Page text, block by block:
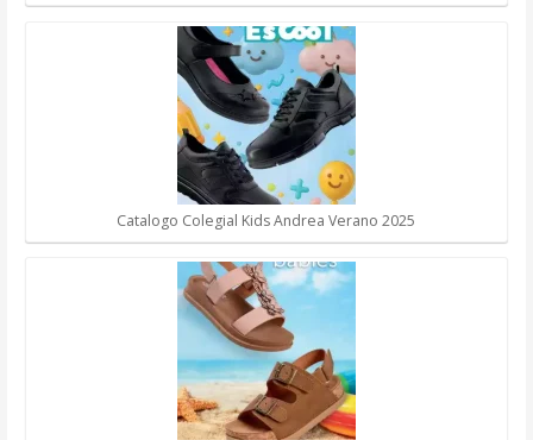
Catalogo Colegial Kids Andrea Verano 2025